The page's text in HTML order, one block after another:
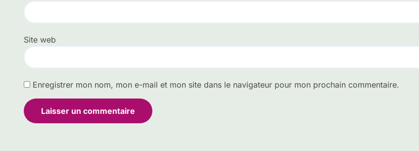
Site web
Enregistrer mon nom, mon e-mail et mon site dans le navigateur pour mon prochain commentaire.